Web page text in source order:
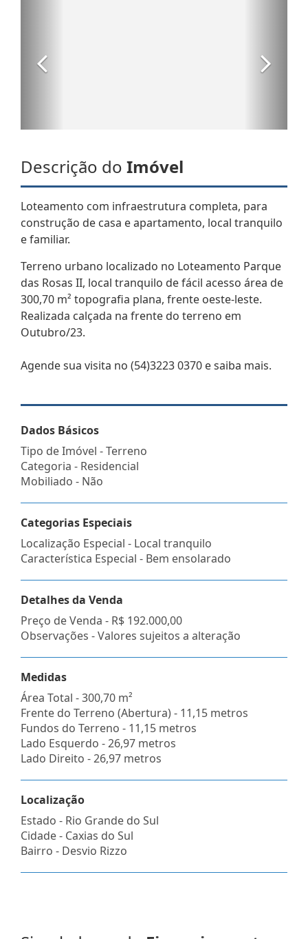
Descrição do Imóvel
Loteamento com infraestrutura completa, para
construção de casa e apartamento, local tranquilo
e familiar.
Terreno urbano localizado no Loteamento Parque
das Rosas II, local tranquilo de fácil acesso área de
300,70 m² topografia plana, frente oeste-leste.
Realizada calçada na frente do terreno em
Outubro/23.
Agende sua visita no (54)3223 0370 e saiba mais.
Dados Básicos
Tipo de Imóvel - Terreno
Categoria - Residencial
Mobiliado - Não
Categorias Especiais
Localização Especial - Local tranquilo
Característica Especial - Bem ensolarado
Detalhes da Venda
Preço de Venda - R$ 192.000,00
Observações - Valores sujeitos a alteração
Medidas
Área Total - 300,70 m²
Frente do Terreno (Abertura) - 11,15 metros
Fundos do Terreno - 11,15 metros
Lado Esquerdo - 26,97 metros
Lado Direito - 26,97 metros
Localização
Estado - Rio Grande do Sul
Cidade - Caxias do Sul
Bairro - Desvio Rizzo